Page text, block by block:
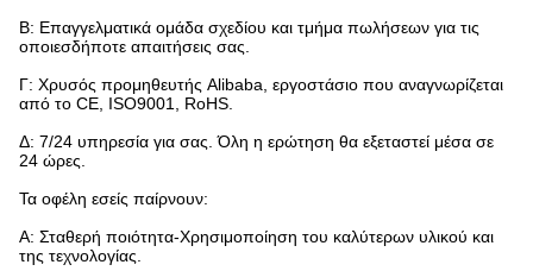
Β: Επαγγελματικά ομάδα σχεδίου και τμήμα πωλήσεων για τις
οποιεσδήποτε απαιτήσεις σας.
Γ: Χρυσός προμηθευτής Alibaba, εργοστάσιο που αναγνωρίζεται
από το CE, ISO9001, RoHS.
Δ: 7/24 υπηρεσία για σας. Όλη η ερώτηση θα εξεταστεί μέσα σε
24 ώρες.
Τα οφέλη εσείς παίρνουν:
Α: Σταθερή ποιότητα-Χρησιμοποίηση του καλύτερων υλικού και
της τεχνολογίας.